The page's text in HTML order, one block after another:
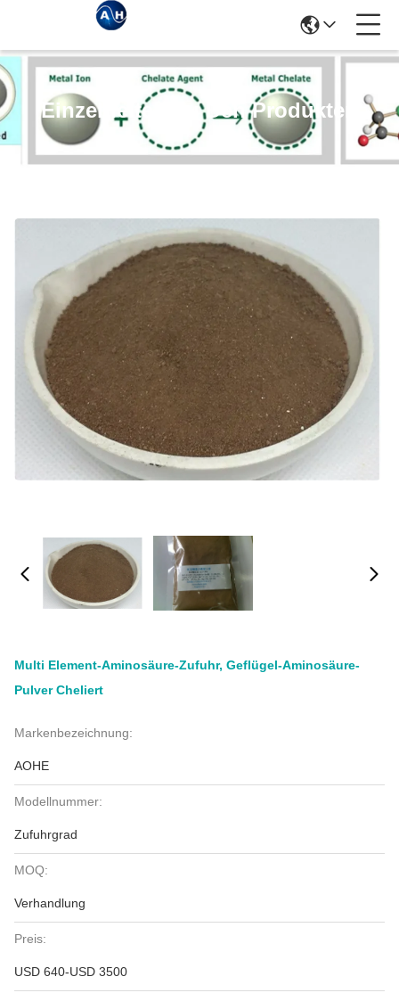
Einzelheiten Zu Den Produkten
Multi Element-Aminosäure-Zufuhr, Geflügel-Aminosäure-
Pulver Cheliert
Markenbezeichnung:
AOHE
Modellnummer:
Zufuhrgrad
MOQ:
Verhandlung
Preis:
USD 640-USD 3500